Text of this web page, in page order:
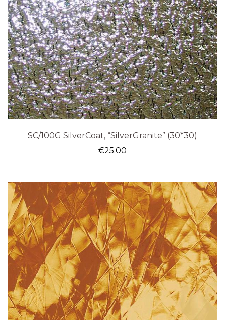
SC/100G SilverCoat, “SilverGranite” (30*30)
€25.00